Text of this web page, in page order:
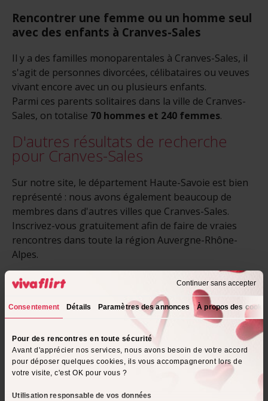
Continuer sans accepter
Consentement Détails Paramètres des annonces À propos des
Pour des rencontres en toute sécurité
Avant d'apprécier nos services, nous avons besoin de votre accord
pour déposer quelques cookies, ils vous accompagneront lors de
votre visite, c'est OK pour vous ?
Utilisation responsable de vos données
Rencontrer une femme ou un homme seul
avec des enfants à Cranves-Sales
Il y a des familles monoparentales à Cranves-Sales, il
s'agit de personnes divorcées, célibataires ou veuves
vivant encore avec un ou plusieurs enfants.
Parmi ces parents solitaires dans la ville de Cranves-
Sales, on totalise 70 hommes et 240 femmes.
D'autres résultats de recherche
pour Cranves-Sales
Sur notre site, le département Haute-Savoie est bien
représenté : nous avons également beaucoup de
membres dans d'autres villes que Cranves-Sales.
Inscrivez-vous gratuitement afin de faire de vraies
rencontres dans toute la région Auvergne-Rhône-
Alpes.
Vétraz-Monthoux
Annemasse
Gaillard
Douvaine
La Roche-sur-Foron
Archamps
Bonneville
Saint-Julien-en-Genevois
Yvoire
Thyez